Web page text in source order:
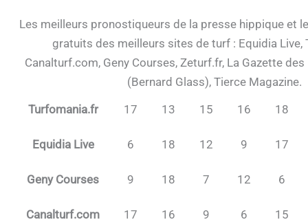
Les meilleurs pronostiqueurs de la presse hippique et
gratuits des meilleurs sites de turf : Equidia Live,
Canalturf.com, Geny Courses, Zeturf.fr, La Gazette des
(Bernard Glass), Tierce Magazine.
Turfomania.fr
17 13 15 16 18
Equidia Live 6 18 12 9 17
Geny Courses 9 18 7 12 6
Canalturf.com 17 16 9 6 15